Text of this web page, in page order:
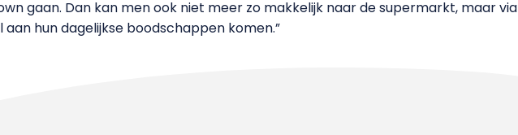
gaan. Dan kan men ook niet meer zo makkelijk naar de supermarkt, maar via
aan hun dagelijkse boodschappen komen.”